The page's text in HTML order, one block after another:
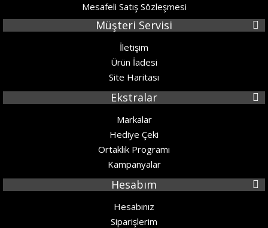
Mesafeli Satış Sözleşmesi
Müşteri Servisi
İletişim
Ürün İadesi
Site Haritası
Ekstralar
Markalar
Hediye Çeki
Ortaklık Programı
Kampanyalar
Hesabım
Hesabınız
Siparişlerim